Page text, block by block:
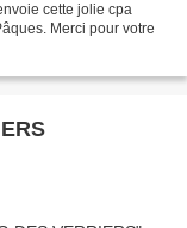
cette jolie cpa
Merci pour votre